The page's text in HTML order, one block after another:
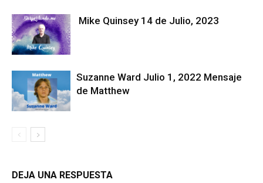
Mike Quinsey 14 de Julio, 2023
Suzanne Ward Julio 1, 2022 Mensaje
de Matthew
DEJA UNA RESPUESTA